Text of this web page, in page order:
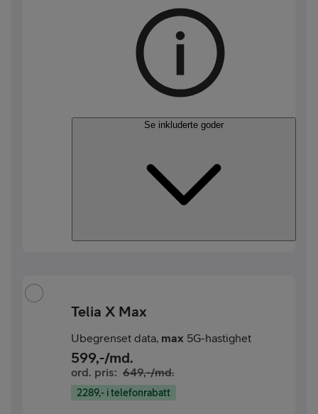
Se inkluderte goder
Telia X Max
Ubegrenset data, max 5G-hastighet
599,-/md.
ord. pris: 649,-/md.
2289,- i telefonrabatt